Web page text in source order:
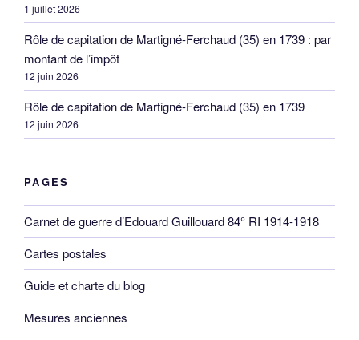
1 juillet 2026
Rôle de capitation de Martigné-Ferchaud (35) en 1739 : par
montant de l’impôt
12 juin 2026
Rôle de capitation de Martigné-Ferchaud (35) en 1739
12 juin 2026
PAGES
Carnet de guerre d’Edouard Guillouard 84° RI 1914-1918
Cartes postales
Guide et charte du blog
Mesures anciennes